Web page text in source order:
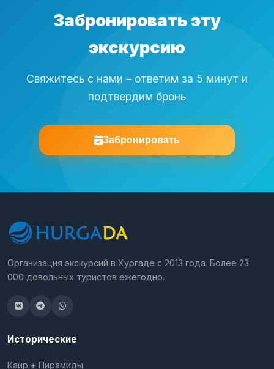
Забронировать эту
экскурсию
Свяжитесь с нами – ответим за 5 минут и
подтвердим бронь
Забронировать
Организация экскурсий в Хургаде с 2013 года. Более 23
000 довольных туристов ежегодно.
Исторические
Каир + Пирамиды